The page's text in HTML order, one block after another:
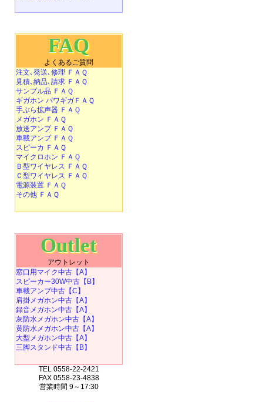
FAQ
よくあるご質問
注文､発送､修理 ＦＡＱ
見積､納品､請求 ＦＡＱ
サンプル品 ＦＡＱ
ギガホン パワギガＦＡＱ
手ぶら拡声器 ＦＡＱ
メガホン ＦＡＱ
放送アンプ ＦＡＱ
車載アンプ ＦＡＱ
スピーカ ＦＡＱ
マイクロホン ＦＡＱ
Ｂ型ワイヤレス ＦＡＱ
Ｃ型ワイヤレス ＦＡＱ
電源装置 ＦＡＱ
その他 ＦＡＱ
Outlet
アウトレット
窓口用マイク中古【A】
スピーカー30W中古【B】
車載アンプ中古【C】
肩掛メガホン中古【A】
録音メガホン中古【A】
灰防水メガホン中古【A】
黄防水メガホン中古【A】
大型メガホン中古【A】
三脚スタンド中古【B】
TEL 0558-22-2421
FAX 0558-23-4838
営業時間 9～17:30